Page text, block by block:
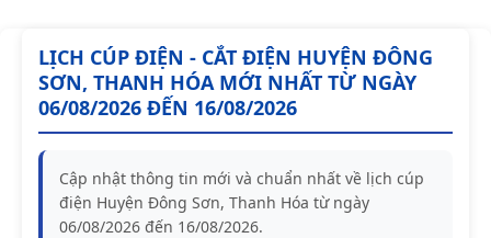
LỊCH CÚP ĐIỆN - CẮT ĐIỆN HUYỆN ĐÔNG
SƠN, THANH HÓA MỚI NHẤT TỪ NGÀY
06/08/2026 ĐẾN 16/08/2026
Cập nhật thông tin mới và chuẩn nhất về lịch cúp
điện Huyện Đông Sơn, Thanh Hóa từ ngày
06/08/2026 đến 16/08/2026.